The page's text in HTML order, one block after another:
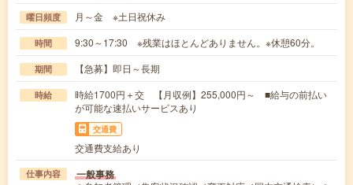
曜日頻度 月～金 ※土日祝休み
時間 9:30～17:30 ※残業はほとんどありません。※休憩60分。
期間 【急募】即日～長期
時給
時給1700円＋交 【月収例】255,000円～ ■給与の前払い
が可能な速払いサービスあり
交通費
交通費支給あり
仕事内容 一般事務